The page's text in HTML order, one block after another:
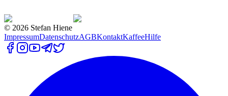
© 2026 Stefan Hiene
ImpressumDatenschutzAGBKontaktKaffeeHilfe